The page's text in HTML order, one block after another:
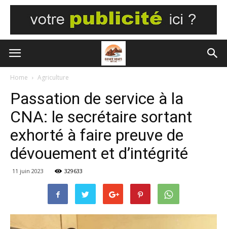
Home Agriculture
Passation de service à la
CNA: le secrétaire sortant
exhorté à faire preuve de
dévouement et d’intégrité
11 juin 2023 329633